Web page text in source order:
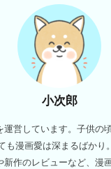
小次郎
運営しています。子供の
も漫画愛は深まるばかり
新作のレビューなど、漫